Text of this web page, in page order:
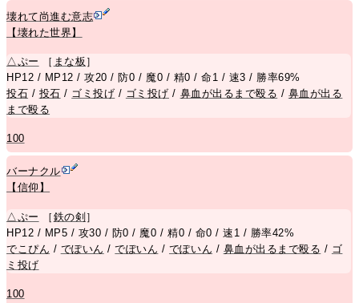
壊れて尚進む意志
【壊れた世界】
△ ぷー ［ まな板 ］
HP12 / MP12 / 攻20 / 防0 / 魔0 / 精0 / 命1 / 速3 / 勝率69%
投石 / 投石 / ゴミ投げ / ゴミ投げ / 鼻血が出るまで殴る / 鼻血が出る
まで殴る
100
バーナクル
【信仰】
△ ぷー ［ 鉄の剣］
HP12 / MP5 / 攻30 / 防0 / 魔0 / 精0 / 命0 / 速1 / 勝率42%
でこぴん / でぽいん /でぽいん / でぽいん / 鼻血が出るまで殴る / ゴ
ミ投げ
100